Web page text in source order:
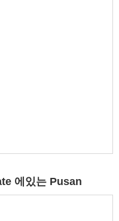
에있는 Pusan